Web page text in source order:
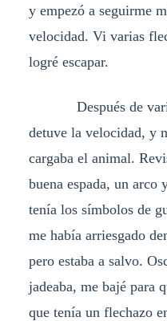
y empezó a seguirme
velocidad. Vi varias
logré escapar.
Después de varios
detuve la velocidad, y
cargaba el animal.
buena espada, un arco
tenía los símbolos de
me había arriesgado
pero estaba a salvo.
jadeaba, me bajé para
que tenía un flechazo